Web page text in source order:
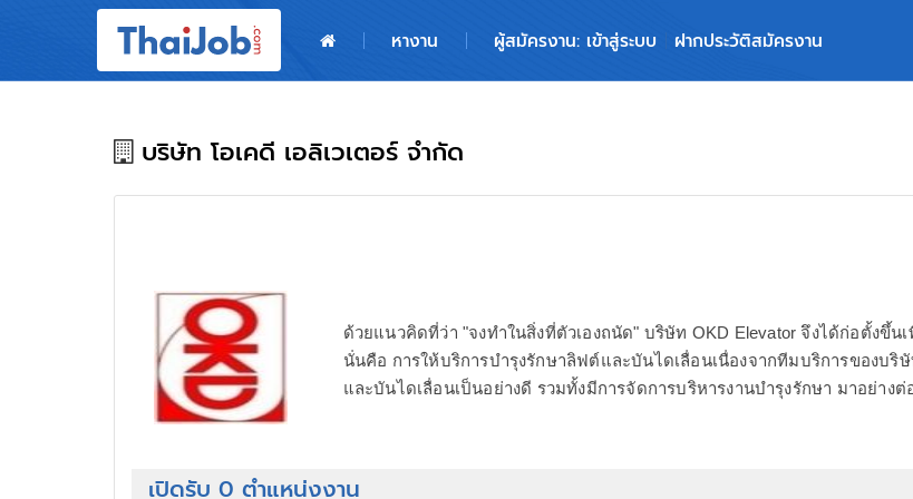
หางาน ผู้สมัครงาน: เข้าสู่ระบบ ฝากประวัติสมัครงาน
ผู้สมัครงาน: เข้าสู่ระบบ
บริษัท โอเคดี เอลิเวเตอร์ จำกัด
ด้วยแนวคิดที่ว่า "จงทำในสิ่งที่ตัวเองถนัด" บริษัท OKD Elevator จึงได้ก่อตั้งขึ้น
นั่นคือ การให้บริการบำรุงรักษาลิฟต์และบันไดเลื่อนเนื่องจากทีมบริการของบ
และบันไดเลื่อนเป็นอย่างดี รวมทั้งมีการจัดการบริหารงานบำรุงรักษา มาอย่างต่
เปิดรับ 0 ตำแหน่งงาน